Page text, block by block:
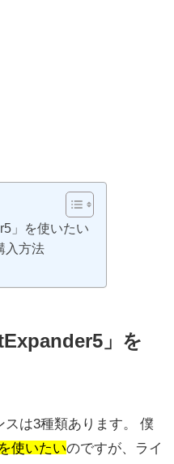
」を使いたい
入方法
」を
スは3種類あります。 僕
使いたいのですが、ライ